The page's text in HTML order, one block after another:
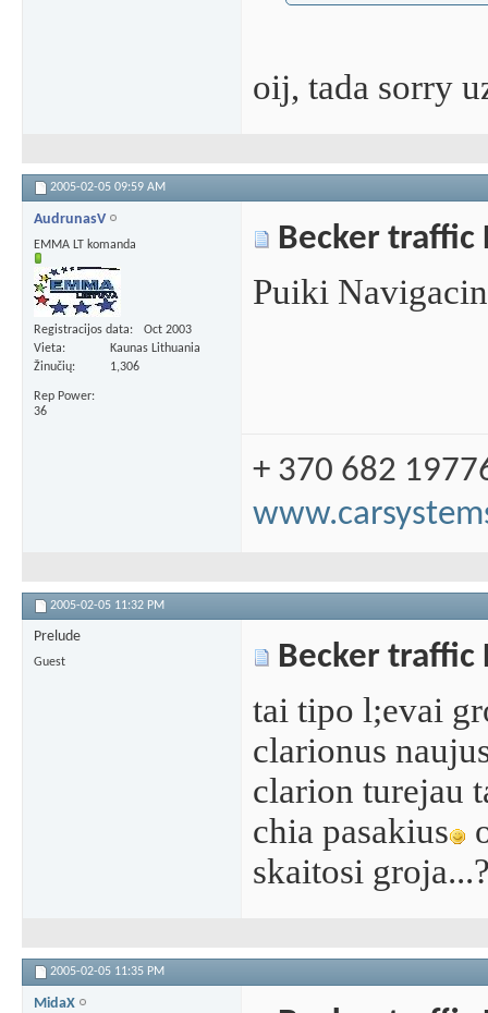
oij, tada sorry
2005-02-05 09:59 AM
AudrunasV
EMMA LT komanda
Registracijos data
Oct 2003
Vieta
Kaunas Lithuania
Žinučių
1,306
Rep Power
36
Becker traffic
Puiki
+ 370 682
2005-02-05 11:32 PM
Prelude
Guest Becker traffic
tai tipo l;evai
clarionus
clarion turejau
chia pasakius
skaitosi
2005-02-05 11:35 PM
MidaX